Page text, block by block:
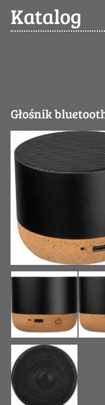
Katalog
Głośnik